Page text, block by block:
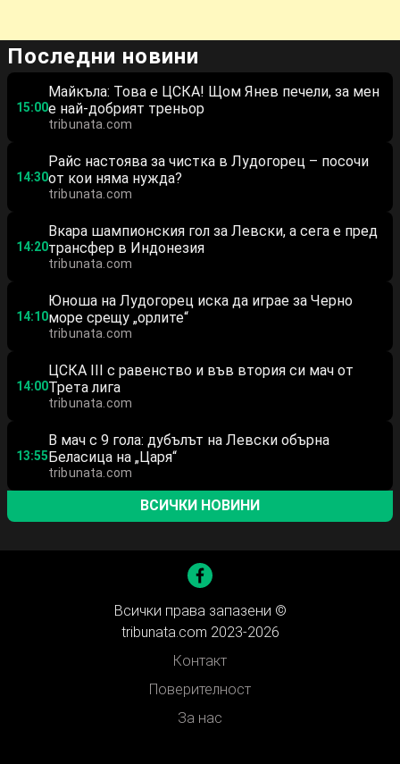
Последни новини
15:00
Майкъла: Това е ЦСКА! Щом Янев печели, за мен
е най-добрият треньор
tribunata.com
14:30
Райс настоява за чистка в Лудогорец – посочи
от кои няма нужда?
tribunata.com
14:20
Вкара шампионския гол за Левски, а сега е пред
трансфер в Индонезия
tribunata.com
14:10
Юноша на Лудогорец иска да играе за Черно
море срещу „орлите“
tribunata.com
14:00
ЦСКА III с равенство и във втория си мач от
Трета лига
tribunata.com
13:55
В мач с 9 гола: дубълът на Левски обърна
Беласица на „Царя“
tribunata.com
ВСИЧКИ НОВИНИ
Всички права запазени ©
tribunata.com 2023-2026
Контакт
Поверителност
За нас